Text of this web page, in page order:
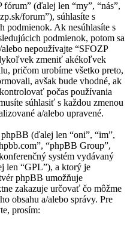
(ďalej len “my”, “nás”,
forum”), súhlasíte s
podmienok. Ak nesúhlasíte s
podmienok, potom sa
nepoužívajte “SFOZP
zmeniť akékoľvek
pričom urobíme všetko preto,
avšak bude vhodné, ak
počas používania
súhlasiť s každou zmenou
a/alebo upravené.
(ďalej len “oni”, “im”,
“phpBB Group”,
systém vydávaný
len “GPL”), a ktorý je
phpBB umožňuje
zakazuje určovať čo môžme
obsahu a/alebo správy. Pre
prosím: